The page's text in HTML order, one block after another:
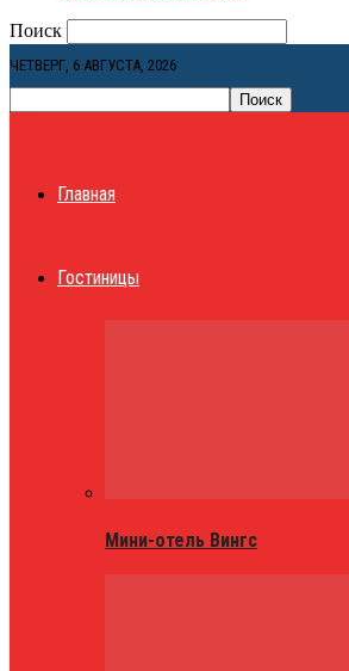
Поиск
ЧЕТВЕРГ, 6 АВГУСТА, 2026
Главная
Гостиницы
Мини-отель Вингс